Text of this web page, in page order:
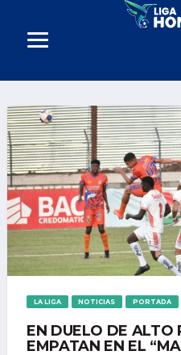
LA LIGA NOTICIAS PORTADA
EN DUELO DE ALTO
EMPATAN EN EL